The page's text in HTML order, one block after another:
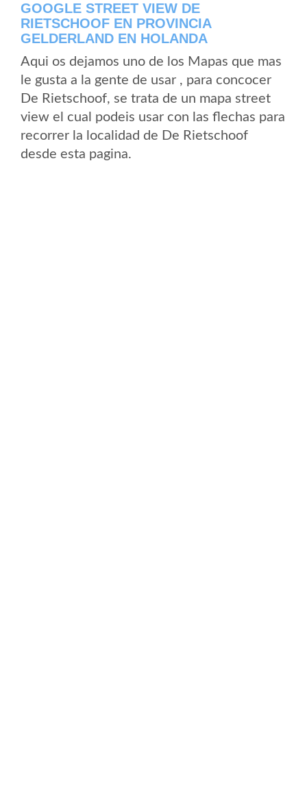
GOOGLE STREET VIEW DE
RIETSCHOOF EN PROVINCIA
GELDERLAND EN HOLANDA
Aqui os dejamos uno de los Mapas que mas
le gusta a la gente de usar , para concocer
De Rietschoof, se trata de un mapa street
view el cual podeis usar con las flechas para
recorrer la localidad de De Rietschoof
desde esta pagina.